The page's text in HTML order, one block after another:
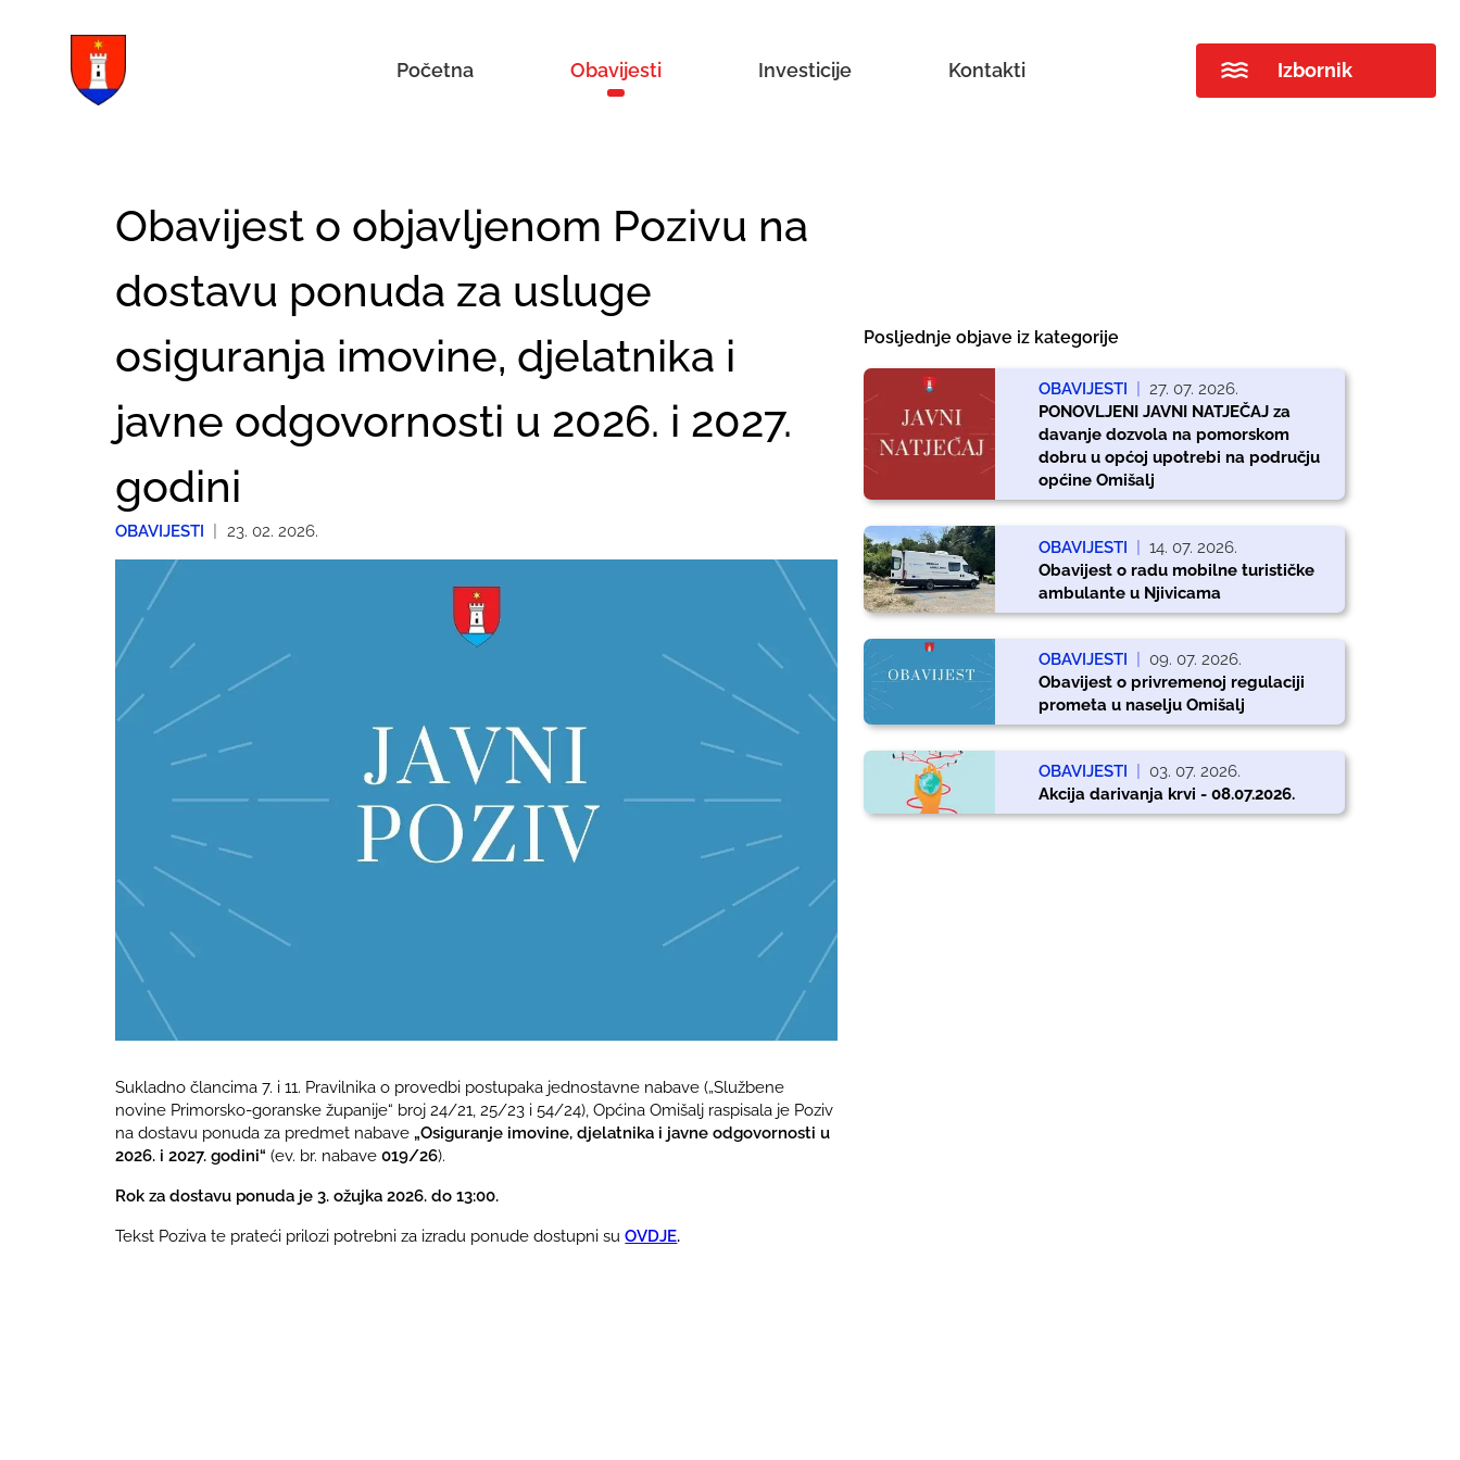
Početna Obavijesti Investicije Kontakti Izbornik
Obavijest o objavljenom Pozivu na
dostavu ponuda za usluge
osiguranja imovine, djelatnika i
javne odgovornosti u 2026. i 2027.
godini
OBAVIJESTI 23. 02. 2026.
Sukladno člancima 7. i 11. Pravilnika o provedbi postupaka jednostavne nabave („Službene
novine Primorsko-goranske županije“ broj 24/21, 25/23 i 54/24), Općina Omišalj raspisala je Poziv
na dostavu ponuda za predmet nabave „Osiguranje imovine, djelatnika i javne odgovornosti u
2026. i 2027. godini“ (ev. br. nabave019/26).
Rok za dostavu ponuda je 3. ožujka 2026. do 13:00.
Tekst Poziva te prateći prilozi potrebni za izradu ponude dostupni suOVDJE.
Posljednje objave iz kategorije
OBAVIJESTI
27. 07. 2026.
PONOVLJENI JAVNI NATJEČAJ za
davanje dozvola na pomorskom
dobru u općoj upotrebi na području
općine Omišalj
OBAVIJESTI
14. 07. 2026.
Obavijest o radu mobilne turističke
ambulante u Njivicama
OBAVIJESTI
09. 07. 2026.
Obavijest o privremenoj regulaciji
prometa u naselju Omišalj
OBAVIJESTI
03. 07. 2026.
Akcija darivanja krvi - 08.07.2026.